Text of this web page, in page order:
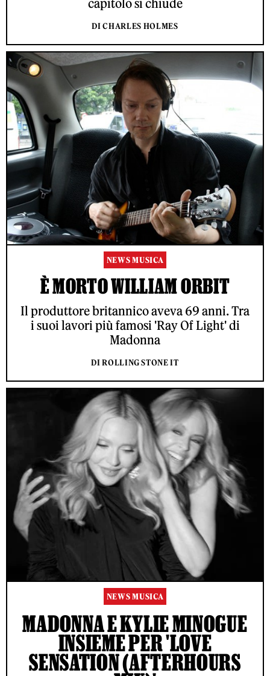
capitolo si chiude
DI CHARLES HOLMES
NEWS MUSICA
È MORTO WILLIAM ORBIT
Il produttore britannico aveva 69 anni. Tra
i suoi lavori più famosi 'Ray Of Light' di
Madonna
DI ROLLING STONE IT
NEWS MUSICA
MADONNA E KYLIE MINOGUE
INSIEME PER 'LOVE
SENSATION (AFTERHOURS